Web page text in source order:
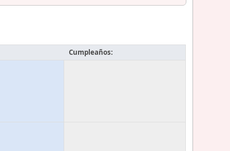
Cumpleaños: